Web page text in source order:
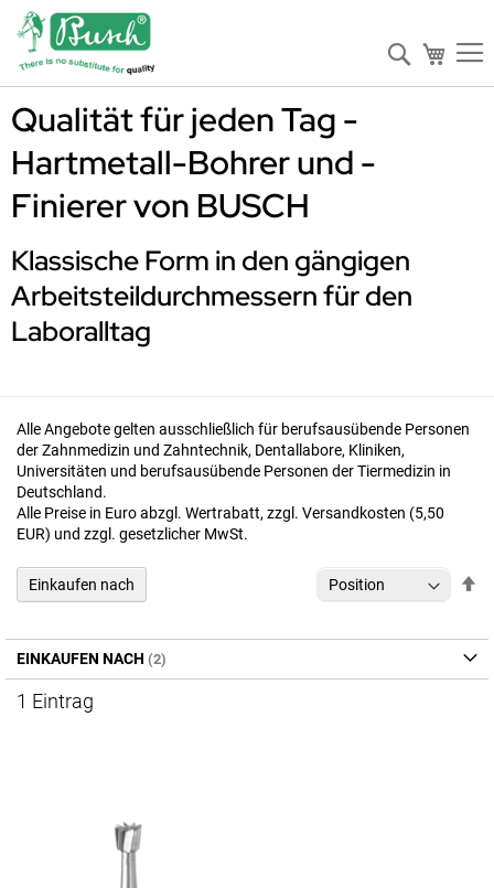
Mein
Suche
Qualität für jeden Tag -
Hartmetall-Bohrer und -
Finierer von BUSCH
Klassische Form in den gängigen
Arbeitsteildurchmessern für den
Laboralltag
Alle Angebote gelten ausschließlich für berufsausübende Personen
der Zahnmedizin und Zahntechnik, Dentallabore, Kliniken,
Universitäten und berufsausübende Personen der Tiermedizin in
Deutschland.
Alle Preise in Euro abzgl. Wertrabatt, zzgl. Versandkosten (5,50
EUR) und zzgl. gesetzlicher MwSt.
1 Eintrag
Einkaufen nach
EINKAUFEN NACH